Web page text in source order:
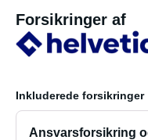
Forsikringer af
Inkluderede forsikringer
Ansvarsforsikring